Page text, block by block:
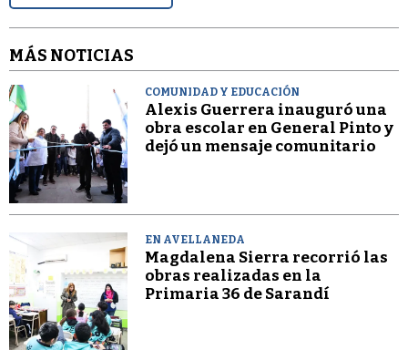
MÁS NOTICIAS
COMUNIDAD Y EDUCACIÓN
Alexis Guerrera inauguró una
obra escolar en General Pinto y
dejó un mensaje comunitario
EN AVELLANEDA
Magdalena Sierra recorrió las
obras realizadas en la
Primaria 36 de Sarandí